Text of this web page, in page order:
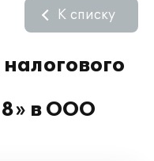
8» в ООО
К списку